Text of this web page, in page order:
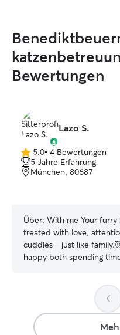
Bewertungen
Lazo S.
5.0
von
5
5.0• 4 Bewertungen
5 Jahre Erfahrung
München, 80687
Über: With me Your
treated with love,
cuddles—just like
happy both spending
office time & during the
I am more chilled and
walking with them or play
your place or mine, I